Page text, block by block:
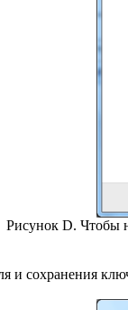
Рисунок D. Чтобы
и сохранения